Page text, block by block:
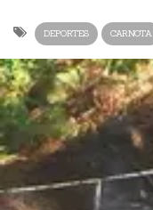
DEPORTES CARNOTA